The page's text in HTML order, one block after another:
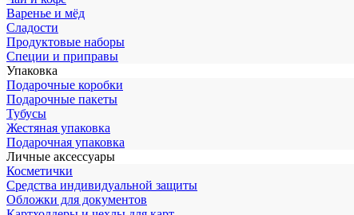
Варенье и мёд
Сладости
Продуктовые наборы
Специи и приправы
Упаковка
Подарочные коробки
Подарочные пакеты
Тубусы
Жестяная упаковка
Подарочная упаковка
Личные аксессуары
Косметички
Средства индивидуальной защиты
Обложки для документов